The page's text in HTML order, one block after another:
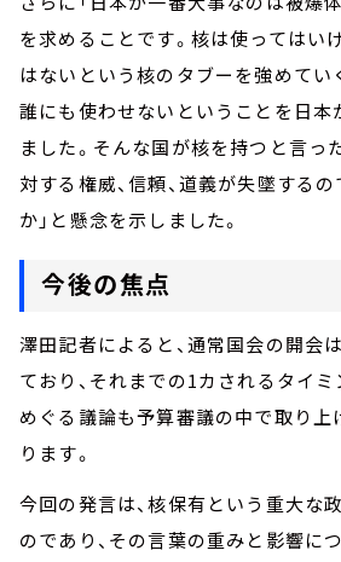
を求めることです。核は使ってはい
はないという核のタブーを強めてい
誰にも使わせないということを日本
ました。そんな国が核を持つと言っ
対する権威、信頼、道義が失墜する
か」と懸念を示しました。
今後の焦点
澤田記者によると、通常国会の開会
ており、それまでの1カされるタイミ
めぐる議論も予算審議の中で取り上
ります。
今回の発言は、核保有という重大な
のであり、その言葉の重みと影響に